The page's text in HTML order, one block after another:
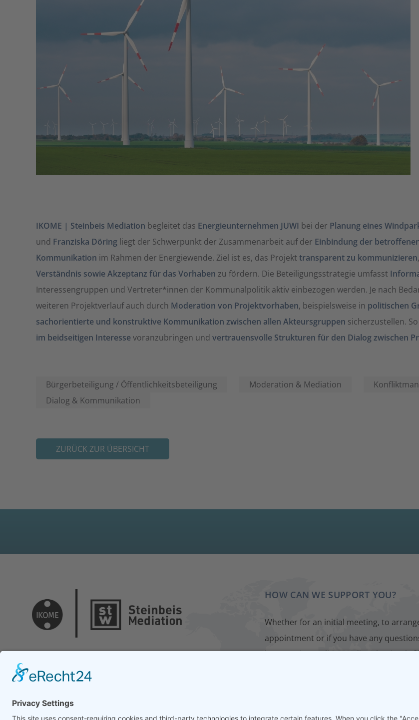
IKOME | Steinbeis Mediation begleitet das Energieunternehmen JUWI bei der Planung eines
und Franziska Döring liegt der Schwerpunkt der Zusammenarbeit auf der Einbindung der
Kommunikation im Rahmen der Energiewende. Ziel ist es, das Projekt transparent zu kommunizieren,
Verständnis sowie Akzeptanz für das Vorhaben zu fördern. Die Beteiligungsstrategie umfasst
Interessengruppen und Vertreter*innen der Kommunalpolitik aktiv einbezogen werden. Je nach
weiteren Projektverlauf auch durch Moderation von Projektvorhaben, beispielsweise in politischen
sachorientierte und konstruktive Kommunikation zwischen allen Akteursgruppen sicherzustellen.
im beidseitigen Interessevoranzubringen und vertrauensvolle Strukturen für den Dialog zwischen
Bürgerbeteiligung / Öffentlichkeitsbeteiligung Moderation & Mediation
Dialog & Kommunikation
ZURÜCK ZUR ÜBERSICHT
HOW CAN WE SUPPORT YOU?
Whether for an initial meeting, to
appointment or if you have any
best way is to talk to us directly. Simply
CONTACT FORM